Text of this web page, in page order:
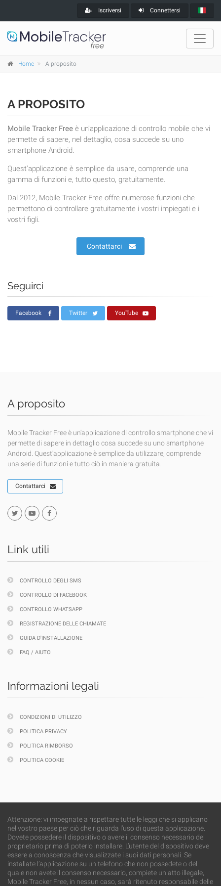
Iscriversi Connettersi
Home A proposito
A PROPOSITO
Mobile Tracker Free è un'applicazione di controllo mobile che vi
permette di sapere, nel dettaglio, cosa succede su uno
smartphone Android.
Quest'applicazione è semplice da usare, comprende una
gamma di funzioni e, tutto questo, gratuitamente.
Dal 2012, Mobile Tracker Free offre numerose funzioni che
permettono di controllare gratuitamente i vostri impiegati e i
vostri figli.
Contattarci
Seguirci
Facebook Twitter YouTube
A proposito
Mobile Tracker Free è un'applicazione di controllo smartphone che vi
permette di sapere in dettaglio cosa succede su uno smartphone
Android. Quest'applicazione è semplice da utilizzare, comprende
una serie di funzioni e tutto ciò in maniera gratuita.
Contattarci
Link utili
CONTROLLO DEGLI SMS
CONTROLLO DI FACEBOOK
CONTROLLO WHATSAPP
REGISTRAZIONE DELLE CHIAMATE
GUIDA D'INSTALLAZIONE
FAQ / AIUTO
Informazioni legali
CONDIZIONI DI UTILIZZO
POLITICA PRIVACY
POLITICA RIMBORSO
POLITICA COOKIE
Attenzione: vi impegnate a rispettare tutte le leggi che si applicano
nel vostro paese per ciò che riguarda l’uso di questa applicazione.
Dovete possedere il dispositivo o avere il consenso necessario del
proprietario prima di poterlo installare. L’utente del dispositivo deve
essere a conoscenza che visualizzate i suoi dati personali. Se
installate l’applicazione su un telefono che non possedete o del
quale non avete il consenso necessario, compiete un atto illegale,
Mobile Tracker Free, in nessun caso, sarà ritenuto responsabile delle